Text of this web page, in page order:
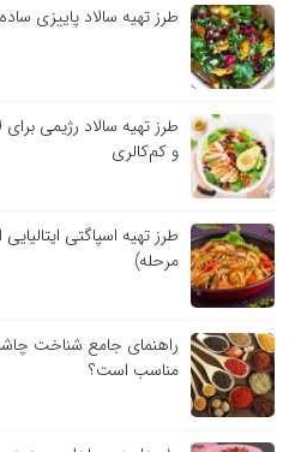
طرز تهیه سالاد پاییزی
طرز تهیه سالاد رژیمی
و کم‌کالری
مرحله)
راهنمای جامع شناخت
مناسب است؟